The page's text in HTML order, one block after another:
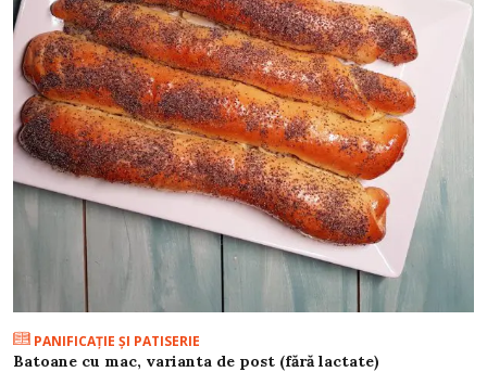
PANIFICAŢIE ŞI PATISERIE
Batoane cu mac, varianta de post (fără lactate)